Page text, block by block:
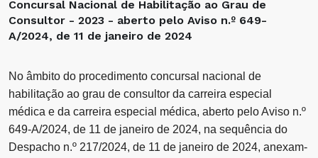
Concursal Nacional de Habilitação ao Grau de
Consultor - 2023 - aberto pelo Aviso n.º 649-
A/2024, de 11 de janeiro de 2024
No âmbito do procedimento concursal nacional de
habilitação ao grau de consultor da carreira especial
médica e da carreira especial médica, aberto pelo Aviso n.º
649-A/2024, de 11 de janeiro de 2024, na sequência do
Despacho n.º 217/2024, de 11 de janeiro de 2024, anexam-